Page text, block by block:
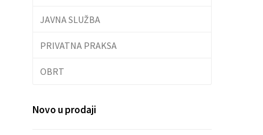
JAVNA SLUŽBA
PRIVATNA PRAKSA
OBRT
Novo u prodaji